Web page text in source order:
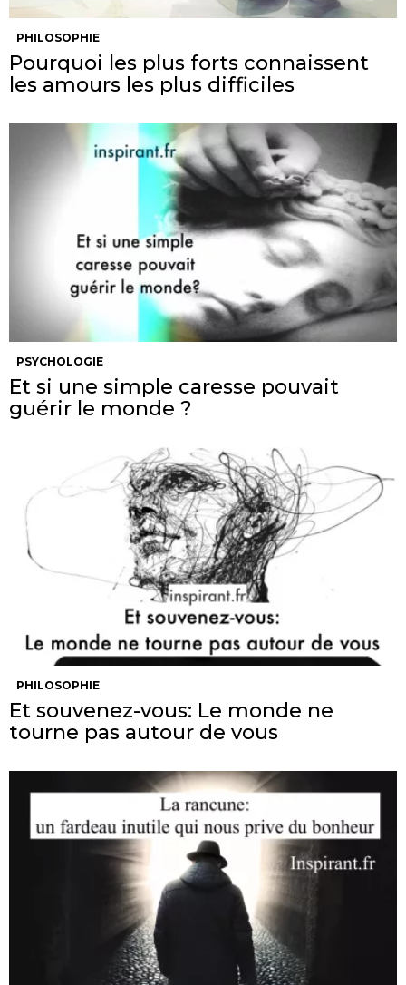
PHILOSOPHIE
Pourquoi les plus forts connaissent
les amours les plus difficiles
PSYCHOLOGIE
Et si une simple caresse pouvait
guérir le monde ?
PHILOSOPHIE
Et souvenez-vous: Le monde ne
tourne pas autour de vous